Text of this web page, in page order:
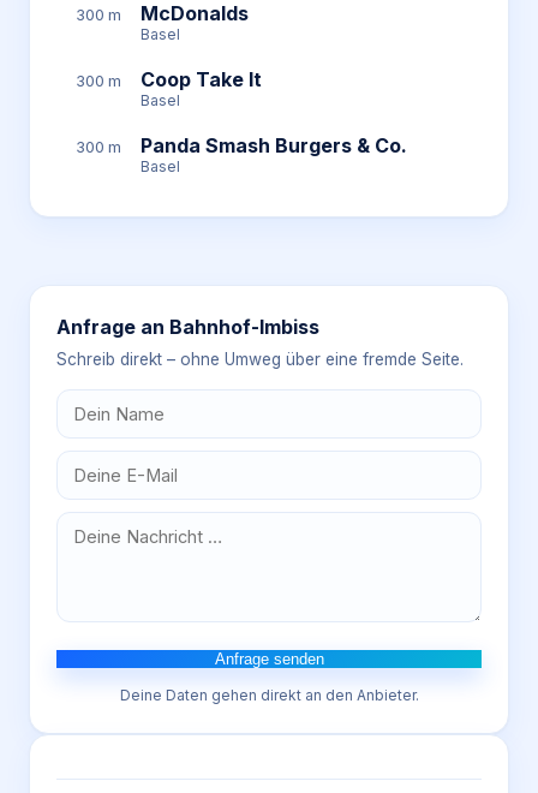
300 m McDonalds
Basel
300 m Coop Take It
Basel
300 m Panda Smash Burgers & Co.
Basel
Anfrage an Bahnhof-Imbiss
Schreib direkt – ohne Umweg über eine fremde Seite.
Anfrage senden
Deine Daten gehen direkt an den Anbieter.